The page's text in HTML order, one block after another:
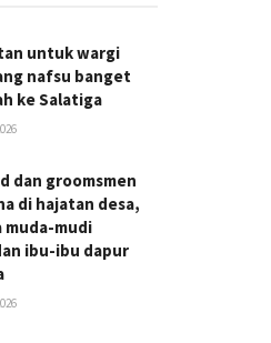
untuk wargi
nafsu banget
ke Salatiga
dan groomsmen
di hajatan desa,
muda-mudi
ibu-ibu dapur